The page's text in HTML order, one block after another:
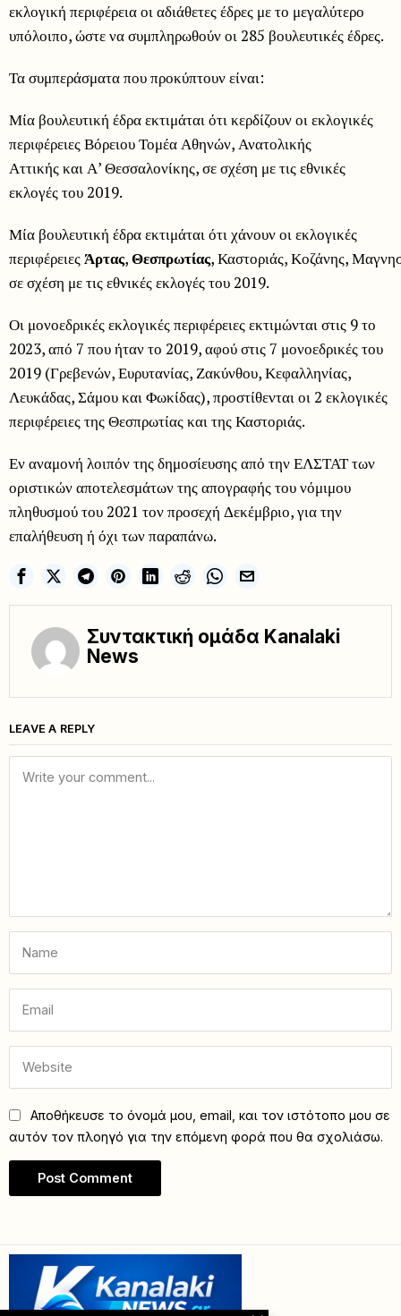
εκλογική περιφέρεια οι αδιάθετες έδρες με το μεγαλύτερο
υπόλοιπο, ώστε να συμπληρωθούν οι 285 βουλευτικές έδρες.
Τα συμπεράσματα που προκύπτουν είναι:
Μία βουλευτική έδρα εκτιμάται ότι κερδίζουν οι εκλογικές
περιφέρειες Βόρειου Τομέα Αθηνών, Ανατολικής
Αττικής και Α’ Θεσσαλονίκης, σε σχέση με τις εθνικές
εκλογές του 2019.
Μία βουλευτική έδρα εκτιμάται ότι χάνουν οι εκλογικές
περιφέρειεςΆρτας,Θεσπρωτίας, Καστοριάς, Κοζάνης,
σε σχέση με τις εθνικές εκλογές του 2019.
Οι μονοεδρικές εκλογικές περιφέρειες εκτιμώνται στις 9 το
2023, από 7 που ήταν το 2019, αφού στις 7 μονοεδρικές του
2019 (Γρεβενών, Ευρυτανίας, Ζακύνθου, Κεφαλληνίας,
Λευκάδας, Σάμου και Φωκίδας), προστίθενται οι 2 εκλογικές
περιφέρειες της Θεσπρωτίας και της Καστοριάς.
Εν αναμονή λοιπόν της δημοσίευσης από την ΕΛΣΤΑΤ των
οριστικών αποτελεσμάτων της απογραφής του νόμιμου
πληθυσμού του 2021 τον προσεχή Δεκέμβριο, για την
επαλήθευση ή όχι των παραπάνω.
Συντακτική ομάδα Kanalaki
News
LEAVE A REPLY
Αποθήκευσε το όνομά μου, email, και τον ιστότοπο μου σε
αυτόν τον πλοηγό για την επόμενη φορά που θα σχολιάσω.